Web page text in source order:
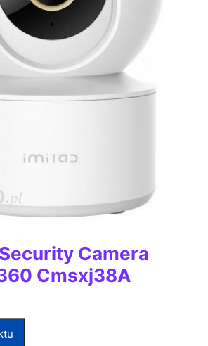
Camera
Cmsxj38A